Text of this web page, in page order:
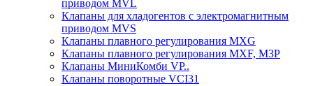
приводом MVL
Клапаны для хладогентов с электромагнитным
приводом MVS
Клапаны плавного регулирования MXG
Клапаны плавного регулирования MXF, M3P
Клапаны МиниКомби VP..
Клапаны поворотные VCI31